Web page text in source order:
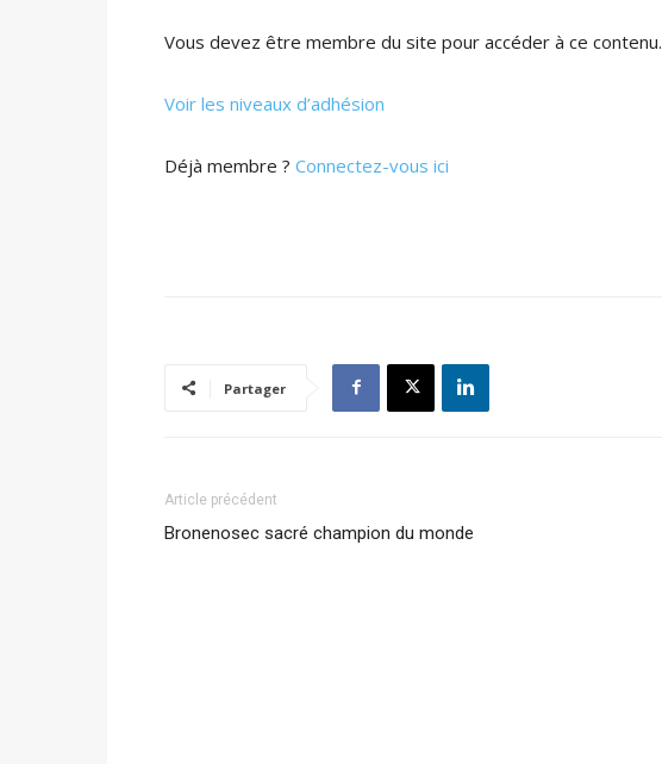
Vous devez être membre du site pour accéder à ce contenu.
Voir les niveaux d’adhésion
Déjà membre ? Connectez-vous ici
Partager
Article précédent
Bronenosec sacré champion du monde